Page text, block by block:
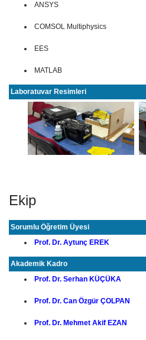
ANSYS
COMSOL Multiphysics
EES
MATLAB
Laboratuvar Resimleri
Ekip
Sorumlu Öğretim Üyesi
Prof. Dr. Aytunç EREK
Akademik Kadro
Prof. Dr. Serhan KÜÇÜKA
Prof. Dr. Can Özgür ÇOLPAN
Prof. Dr. Mehmet Akif EZAN